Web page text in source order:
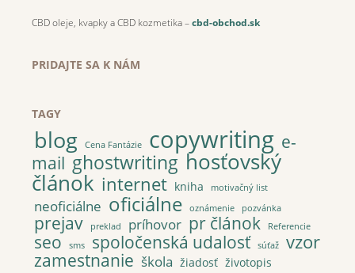
CBD oleje, kvapky a CBD kozmetika –cbd-obchod.sk
PRIDAJTE SA K NÁM
TAGY
blog Cena Fantázie copywriting e-
mail ghostwriting hosťovský
článok internet kniha motivačný list
neoficiálne oficiálne oznámenie pozvánka
prejav preklad príhovor pr článok Referencie
seo sms spoločenská udalosť súťaž vzor
zamestnanie škola žiadosť životopis